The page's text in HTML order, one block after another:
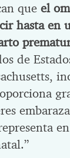
que el
hasta en
de